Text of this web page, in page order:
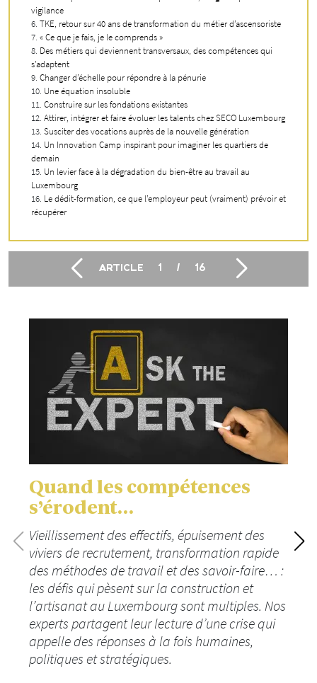
vigilance
TKE, retour sur 40 ans de transformation du métier d’ascensoriste
« Ce que je fais, je le comprends »
Des métiers qui deviennent transversaux, des compétences qui
s’adaptent
Changer d’échelle pour répondre à la pénurie
Une équation insoluble
Construire sur les fondations existantes
Attirer, intégrer et faire évoluer les talents chez SECO Luxembourg
Susciter des vocations auprès de la nouvelle génération
Un Innovation Camp inspirant pour imaginer les quartiers de
demain
Un levier face à la dégradation du bien-être au travail au
Luxembourg
Le dédit-formation, ce que l’employeur peut (vraiment) prévoir et
récupérer
ARTICLE 1 / 16
Quand les compétences
s’érodent…
Vieillissement des effectifs, épuisement des
viviers de recrutement, transformation rapide
des méthodes de travail et des savoir-faire… :
les défis qui pèsent sur la construction et
l’artisanat au Luxembourg sont multiples. Nos
experts partagent leur lecture d’une crise qui
appelle des réponses à la fois humaines,
politiques et stratégiques.